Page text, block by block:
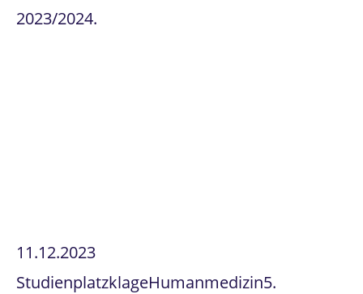
2023/2024.
11.12.2023
StudienplatzklageHumanmedizin5.